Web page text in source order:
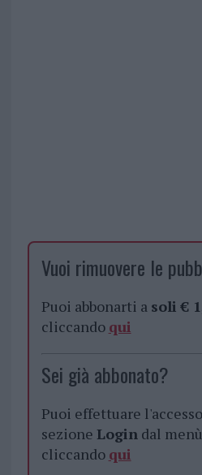
Vuoi rimuovere le
Puoi abbonarti a soli €
cliccando qui
Sei già abbonato?
Puoi effettuare
sezione Logindal
cliccando qui